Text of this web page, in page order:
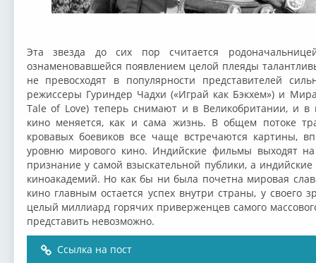
Эта звезда до сих пор считается
ознаменовавшейся появлением целой плеяды
не превосходят в популярности представителей
режиссеры Гуриндер Чадхи («Играй как Бэкхем») и
Tale of Love) теперь снимают и в Великобритании, и в
кино меняется, как и сама жизнь. В общем потоке
кровавых боевиков все чаще встречаются картины,
уровню мирового кино. Индийские фильмы выходят
признание у самой взыскательной публики, а
киноакадемий. Но как бы ни была почетна мировая
кино главным остается успех внутри страны, у своего
целый миллиард горячих приверженцев самого
представить невозможно.
Ссылка на пост